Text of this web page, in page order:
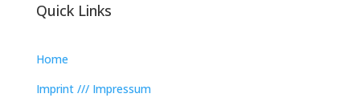
Quick Links
Home
Imprint /// Impressum